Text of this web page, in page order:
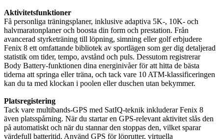
Aktivitetsfunktioner
Få personliga träningsplaner, inklusive adaptiva 5K-, 10K- och
halvmaratonplaner och boosta din form och prestation. Från
avancerad styrketräning till löpning, simning eller golf erbjudere
Fenix ​​8 ett omfattande bibliotek av sportlägen som ger dig detaljerad
statistik om tider, tempo, avstånd och puls. Dessutom registrerar
Body Battery-funktionen dina energinivåer för att hitta de bästa
tiderna att springa eller träna, och tack vare 10 ATM-klassificeringen
kan du ta med klockan i poolen eller duschen utan bekymmer.
Platsregistering
Tack vare multibands-GPS med SatIQ-teknik inkluderar Fenix ​​8
även platsspårning. När du startar en GPS-relevant aktivitet slås den
på automatiskt och när du stannar den stoppas den, vilket sparar
värdefull batteritid. Använd GPS för löprutter, virtuella